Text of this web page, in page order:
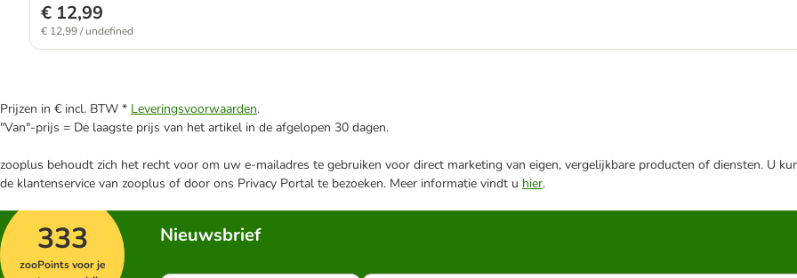
€ 12,99
€ 12,99 / undefined
Prijzen in € incl. BTW * Leveringsvoorwaarden.
"Van"-prijs = De laagste prijs van het artikel in de afgelopen 30 dagen.
zooplus behoudt zich het recht voor om uw e-mailadres te gebruiken voor direct marketing van eigen, vergelijkbare producten of diensten. U
de klantenservice van zooplus of door ons Privacy Portal te bezoeken. Meer informatie vindt u hier.
333
zooPoints voor je
Nieuwsbrief